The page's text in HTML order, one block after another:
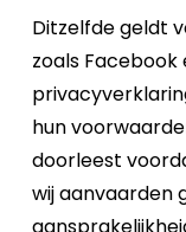
Ditzelfde geldt
zoals Facebook
hun
doorleest
wij aanvaarden